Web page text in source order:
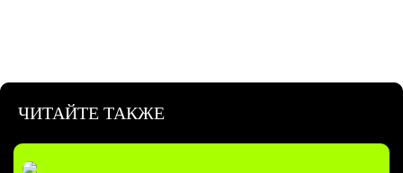
ЧИТАЙТЕ ТАКЖЕ